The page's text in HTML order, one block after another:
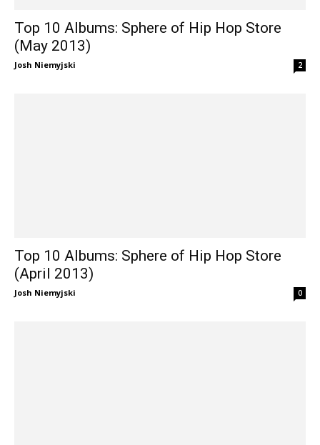
Top 10 Albums: Sphere of Hip Hop Store
(May 2013)
Josh Niemyjski 2
Top 10 Albums: Sphere of Hip Hop Store
(April 2013)
Josh Niemyjski 0